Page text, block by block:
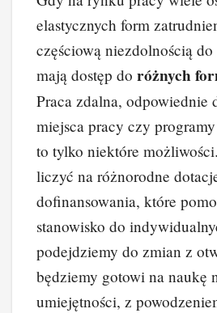
elastycznych form
częściową niezdolnością
mają dostęp do różnych
Praca zdalna, odpowiednie
miejsca pracy czy
to tylko niektóre
liczyć na różnorodne
dofinansowania, które
stanowisko do
podejdziemy do zmian z
będziemy gotowi na naukę
umiejętności, z